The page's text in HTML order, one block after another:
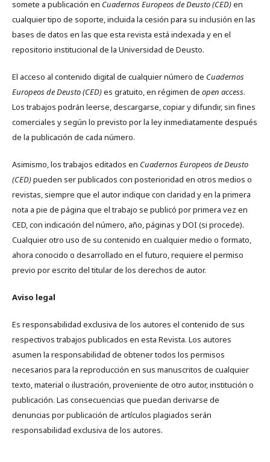
somete a publicación en Cuadernos Europeos de Deusto (CED)en
cualquier tipo de soporte, incluida la cesión para su inclusión en las
bases de datos en las que esta revista está indexada y en el
repositorio institucional de la Universidad de Deusto.
El acceso al contenido digital de cualquier número de Cuadernos
Europeos de Deusto (CED)es gratuito, en régimen de open access.
Los trabajos podrán leerse, descargarse, copiar y difundir, sin fines
comerciales y según lo previsto por la ley inmediatamente después
de la publicación de cada número.
Asimismo, los trabajos editados en Cuadernos Europeos de Deusto
(CED)pueden ser publicados con posterioridad en otros medios o
revistas, siempre que el autor indique con claridad y en la primera
nota a pie de página que el trabajo se publicó por primera vez en
CED, con indicación del número, año, páginas y DOI (si procede).
Cualquier otro uso de su contenido en cualquier medio o formato,
ahora conocido o desarrollado en el futuro, requiere el permiso
previo por escrito del titular de los derechos de autor.
Aviso legal
Es responsabilidad exclusiva de los autores el contenido de sus
respectivos trabajos publicados en esta Revista. Los autores
asumen la responsabilidad de obtener todos los permisos
necesarios para la reproducción en sus manuscritos de cualquier
texto, material o ilustración, proveniente de otro autor, institución o
publicación. Las consecuencias que puedan derivarse de
denuncias por publicación de artículos plagiados serán
responsabilidad exclusiva de los autores.